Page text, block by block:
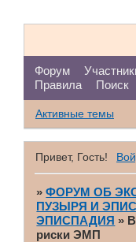
Форум
Правила
Поиск
Активные темы
Привет, Гость!
»ФОРУМ ОБ
ПУЗЫРЯ И
ЭПИСПАДИЯ »
риски ЭМП